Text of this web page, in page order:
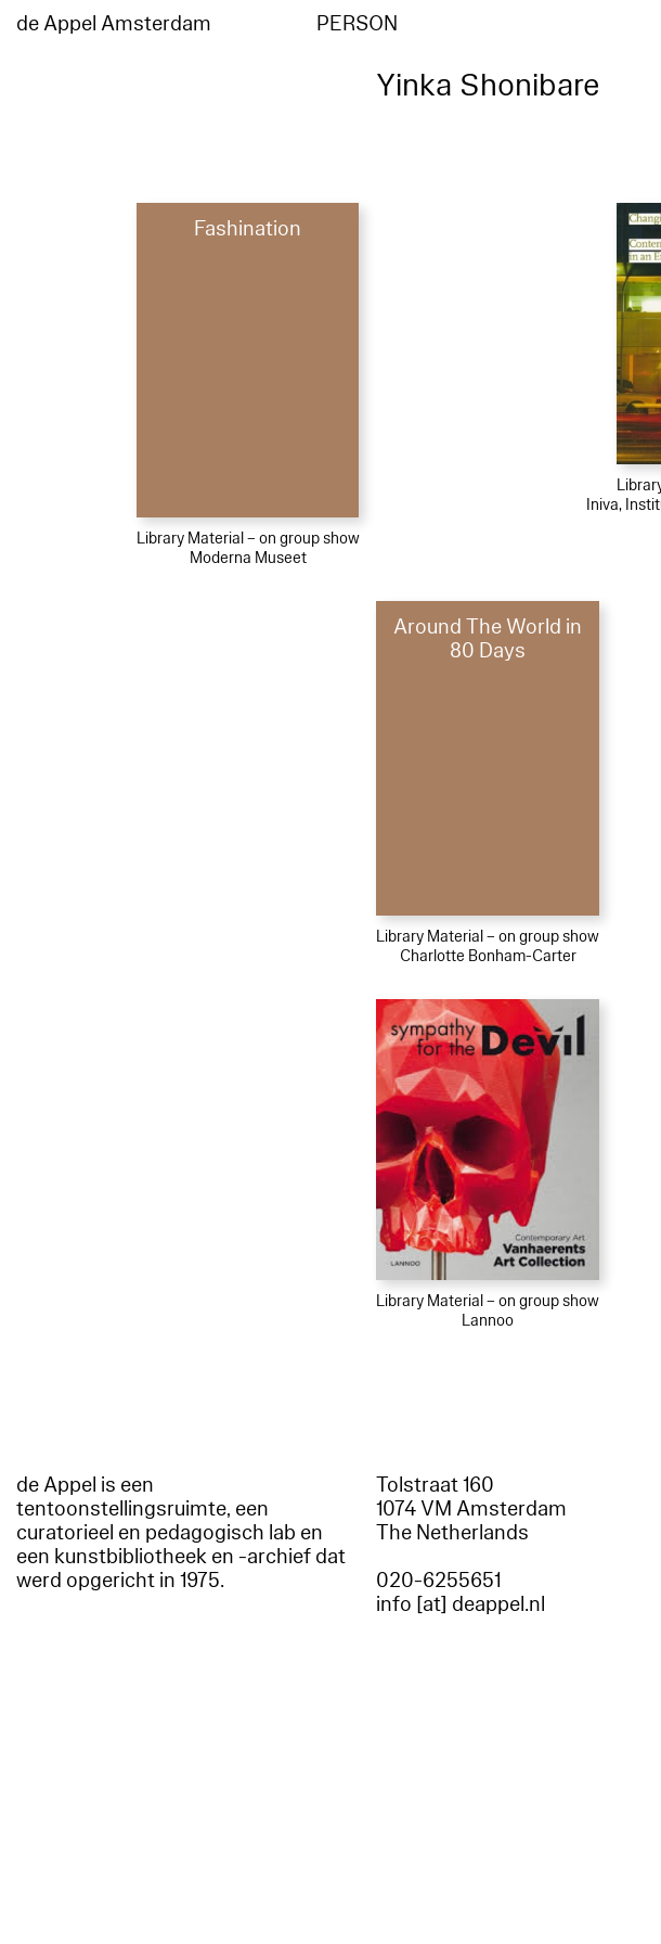
de Appel Amsterdam PERSON
Yinka Shonibare
Fashination
Library Material – on group show
Moderna Museet
Iniva,
Around The World in
80 Days
Library Material – on group show
Charlotte Bonham-Carter
Library Material – on group show
Lannoo
de Appel is een
tentoonstellingsruimte, een
curatorieel en pedagogisch lab en
een kunstbibliotheek en -archief dat
werd opgericht in 1975.
Tolstraat 160
1074 VM Amsterdam
The Netherlands
020-6255651
info [at] deappel.nl